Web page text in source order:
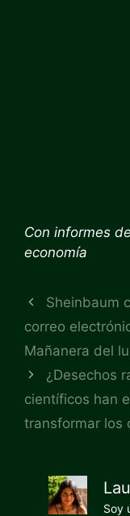
Con informes de
economía
Sheinbaum
correo
Mañanera del
¿Desechos
científicos han
transformar los
Soy